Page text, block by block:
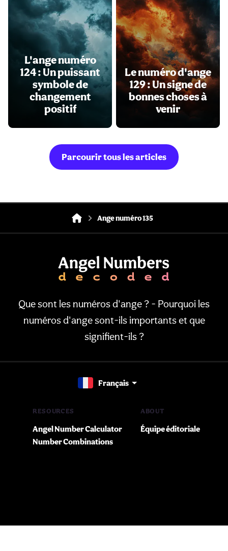
L'ange numéro
124 : Un puissant
symbole de
changement
positif
Le numéro d'ange
129 : Un signe de
bonnes choses à
venir
Parcourir tous les articles
Ange numéro 135
Que sont les numéros d'ange ? - Pourquoi les
numéros d'ange sont-ils importants et que
signifient-ils ?
Français
RESOURCES
Angel Number Calculator
Number Combinations
ABOUT
Équipe éditoriale